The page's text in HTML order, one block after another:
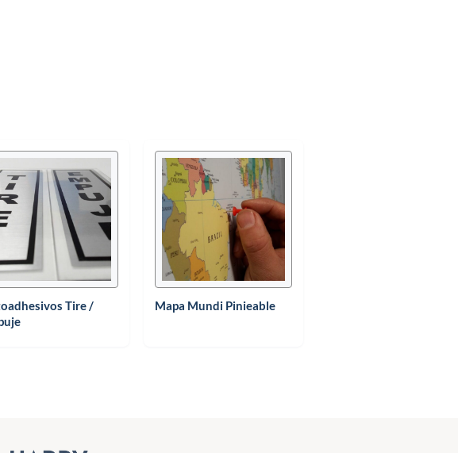
Tire /
Mapa Mundi Pinieable